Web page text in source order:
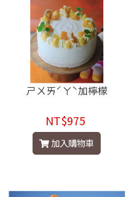
ㄕㄨㄞˊㄚˋ加檸檬
NT$975
加入購物車